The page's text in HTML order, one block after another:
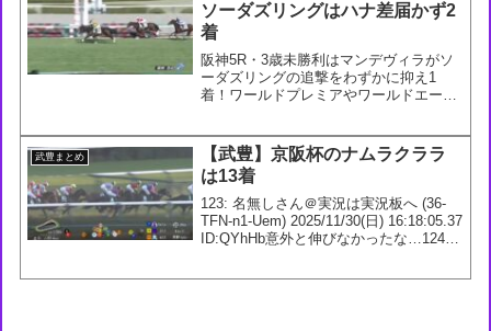
ソーダズリングはハナ差届かず2
着
阪神5R・3歳未勝利はマンデヴィラがソ
ーダズリングの追撃をわずかに抑え1
着！ワールドプレミアやワールドエー
— 競馬ラボ (@keibalab) February ...
武豊まとめ
【武豊】京阪杯のナムラクララ
は13着
123: 名無しさん＠実況は実況板へ (36-
TFN-n1-Uem) 2025/11/30(日) 16:18:05.37
ID:QYhHb意外と伸びなかったな…124: